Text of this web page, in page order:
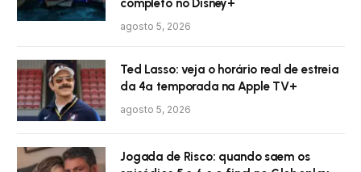
completo no Disney+
agosto 5, 2026
Ted Lasso: veja o horário real de estreia
da 4ª temporada na Apple TV+
agosto 5, 2026
Jogada de Risco: quando saem os